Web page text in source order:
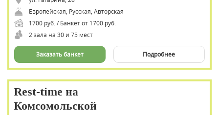
Европейская, Русская, Авторская
1700 руб. / Банкет от 1700 руб.
2 зала на 30 и 75 мест
Подробнее
Заказать банкет
Rest-time на
Комсомольской